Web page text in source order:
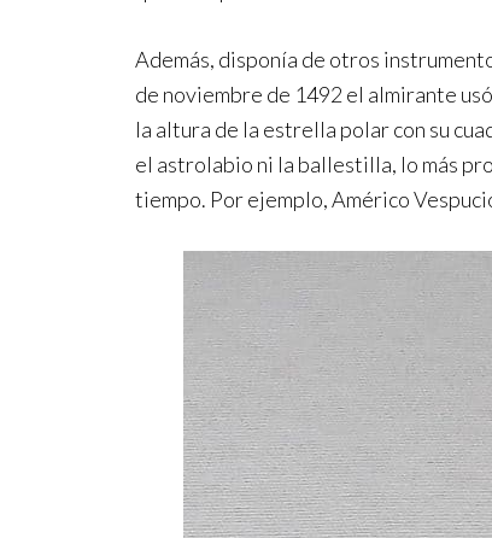
Además, disponía de otros
de noviembre de 1492 el almirante
la altura de la estrella polar con su
el astrolabio ni la ballestilla, lo más
tiempo. Por ejemplo, Américo